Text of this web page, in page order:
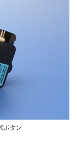
ボタン